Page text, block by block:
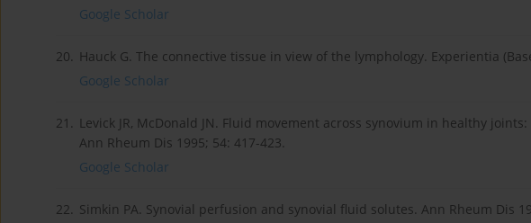
Google Scholar
20. Hauck G. The connective tissue in view of the lymphology. Experientia
Google Scholar
21. Levick JR, McDonald JN. Fluid movement across synovium in healthy
Ann Rheum Dis 1995; 54: 417-423.
Google Scholar
22. Simkin PA. Synovial perfusion and synovial fluid solutes. Ann Rheum Dis